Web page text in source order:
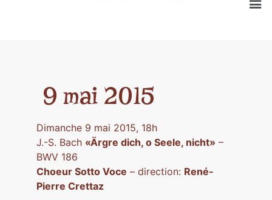
9 mai 2015
Dimanche 9 mai 2015, 18h
J.-S. Bach «Ärgre dich, o Seele, nicht» –
BWV 186
Choeur Sotto Voce – direction: René-
Pierre Crettaz